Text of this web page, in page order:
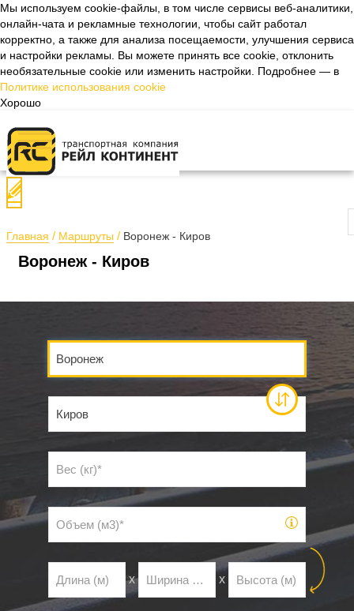
Мы используем cookie-файлы, в том числе сервисы веб-аналитики,
онлайн-чата и рекламные технологии, чтобы сайт работал
корректно, а также для анализа посещаемости, улучшения сервиса
и настройки рекламы. Вы можете принять все cookie, отклонить
необязательные cookie или изменить настройки. Подробнее — в
Политике использования cookie
Хорошо
Назад
Главная Маршруты Воронеж - Киров
Воронеж - Киров
х х